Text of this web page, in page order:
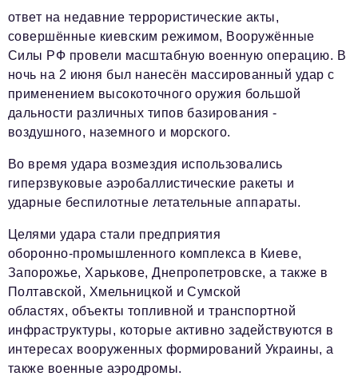
podpiska@business-magazine.online
Отдел по работе с партнерами
partner@business-magazine.online
ответ на недавние террористические акты,
совершённые киевским режимом, Вооружённые
Силы РФ провели масштабную военную операцию. В
ночь на 2 июня был нанесён массированный удар с
применением высокоточного оружия большой
дальности различных типов базирования -
воздушного, наземного и морского.
Во время удара возмездия использовались
гиперзвуковые аэробаллистические ракеты и
ударные беспилотные летательные аппараты.
Целями удара стали предприятия
оборонно‑промышленного комплекса в Киеве,
Запорожье, Харькове, Днепропетровске, а также в
Полтавской, Хмельницкой и Сумской
областях, объекты топливной и транспортной
инфраструктуры, которые активно задействуются в
интересах вооруженных формирований Украины, а
также военные аэродромы.